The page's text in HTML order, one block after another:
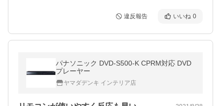
違反報告 いいね 0
パナソニック DVD-S500-K CPRM対応 DVD
プレーヤー
ヤマダデンキ インテリア店